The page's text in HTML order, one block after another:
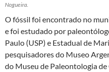
Nogueira.
O fóssil foi encontrado no
e foi estudado por
Paulo (USP) e Estadual de
pesquisadores do Museo
do Museu de Paleontologia